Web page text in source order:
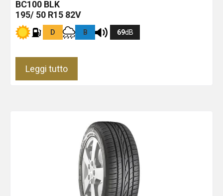
BC100 BLK
195/ 50 R15 82V
D B 69dB
Leggi tutto